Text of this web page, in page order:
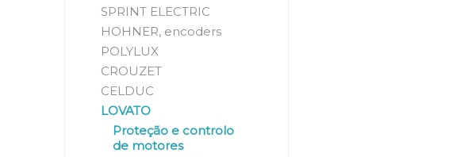
SPRINT ELECTRIC
HOHNER, encoders
POLYLUX
CROUZET
CELDUC
LOVATO
Proteção e controlo
de motores